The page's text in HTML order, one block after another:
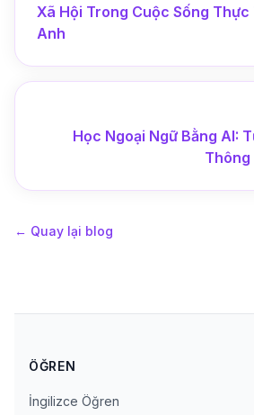
Xã Hội Trong Cuộc Sống Thực
Anh
Học Ngoại Ngữ Bằng AI:
Thông
← Quay lại blog
ÖĞREN
İngilizce Öğren